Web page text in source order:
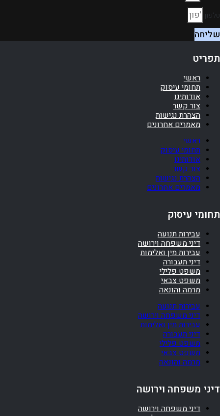
טלפון
שליחה
תפריט
ראשי
תחומי עיסוק
אודותינו
צור קשר
הצהרת נגישות
מאמרים אחרונים
ראשי
תחומי עיסוק
אודותינו
צור קשר
הצהרת נגישות
מאמרים אחרונים
תחומי עיסוק
עבירות תנועה
דיני משפחה וירושה
עבירות מין ואלימות
דיני תעבורה
משפט פלילי
משפט צבאי
מרמה והונאה
עבירות תנועה
דיני משפחה וירושה
עבירות מין ואלימות
דיני תעבורה
משפט פלילי
משפט צבאי
מרמה והונאה
דיני משפחה וירושה
דיני משפחה וירושה